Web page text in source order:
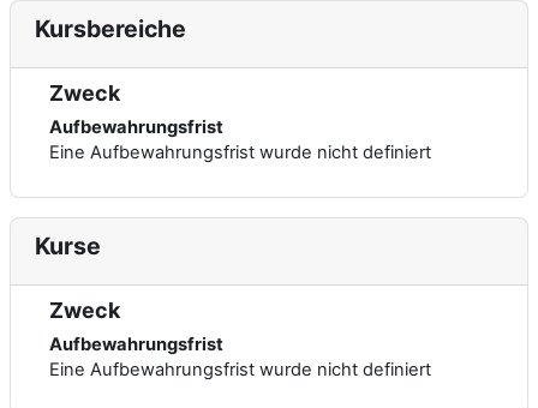
Kursbereiche
Zweck
Aufbewahrungsfrist
Eine Aufbewahrungsfrist wurde nicht definiert
Kurse
Zweck
Aufbewahrungsfrist
Eine Aufbewahrungsfrist wurde nicht definiert